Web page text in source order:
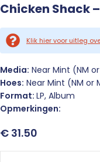
Chicken Shack
Klik hier voor uitleg
Media: Near Mint (NM
Hoes: Near Mint (NM or
Format: LP, Album
Opmerkingen:
€ 31.50